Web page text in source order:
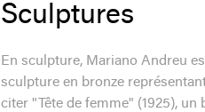
Sculptures
En sculpture, Mariano Andreu
sculpture en bronze
citer "Tête de femme" (1925),